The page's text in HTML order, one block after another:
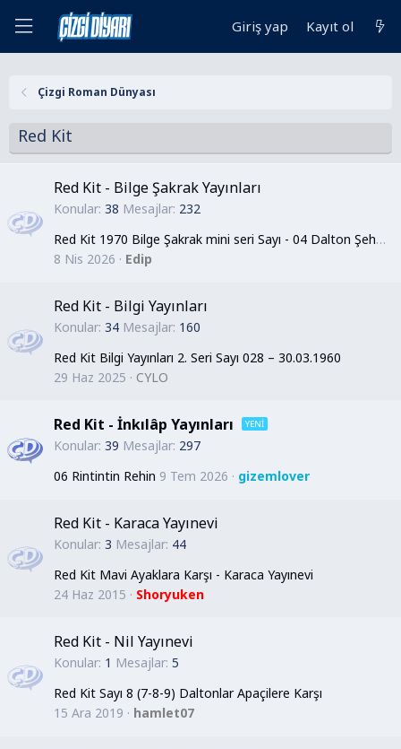
Giriş yap Kayıt ol
Çizgi Roman Dünyası
Red Kit
Red Kit - Bilge Şakrak Yayınları
Konular 38 Mesajlar 232
Red Kit 1970 Bilge Şakrak mini seri Sayı - 04 Dalton Şehri (30.06.1970)
8 Nis 2026
Edip
Red Kit - Bilgi Yayınları
Konular 34 Mesajlar 160
Red Kit Bilgi Yayınları 2. Seri Sayı 028 – 30.03.1960
29 Haz 2025
CYLO
Red Kit - İnkılâp Yayınları
Konular 39 Mesajlar 297
06 Rintintin Rehin 9 Tem 2026 gizemlover
Red Kit - Karaca Yayınevi
Konular 3 Mesajlar 44
Red Kit Mavi Ayaklara Karşı - Karaca Yayınevi
24 Haz 2015
Shoryuken
Red Kit - Nil Yayınevi
Konular 1 Mesajlar 5
Red Kit Sayı 8 (7-8-9) Daltonlar Apaçilere Karşı
15 Ara 2019
hamlet07